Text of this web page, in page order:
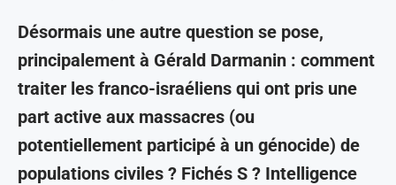
Désormais une autre question se pose,
principalement à Gérald Darmanin : comment
traiter les franco-israéliens qui ont pris une
part active aux massacres (ou
potentiellement participé à un génocide) de
populations civiles ? Fichés S ? Intelligence